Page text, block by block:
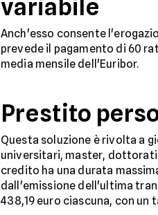
variabile
Anch'esso consente
prevede il pagamento di 60
media mensile dell'Euribor.
Prestito
Questa soluzione è rivolta a
universitari, master, dottorati
credito ha una durata
dall'emissione dell'ultima
438,19 euro ciascuna, con un